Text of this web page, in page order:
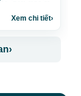
Xem chi tiết›
›